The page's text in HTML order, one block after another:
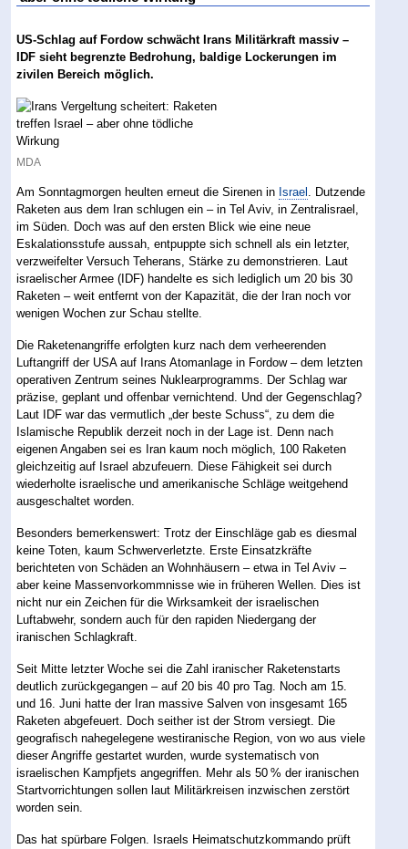
US-Schlag auf Fordow schwächt Irans Militärkraft massiv –
IDF sieht begrenzte Bedrohung, baldige Lockerungen im
zivilen Bereich möglich.
MDA
Am Sonntagmorgen heulten erneut die Sirenen in Israel . Dutzende
Raketen aus dem Iran schlugen ein – in Tel Aviv, in Zentralisrael,
im Süden. Doch was auf den ersten Blick wie eine neue
Eskalationsstufe aussah, entpuppte sich schnell als ein letzter,
verzweifelter Versuch Teherans, Stärke zu demonstrieren. Laut
israelischer Armee (IDF) handelte es sich lediglich um 20 bis 30
Raketen – weit entfernt von der Kapazität, die der Iran noch vor
wenigen Wochen zur Schau stellte.
Die Raketenangriffe erfolgten kurz nach dem verheerenden
Luftangriff der USA auf Irans Atomanlage in Fordow – dem letzten
operativen Zentrum seines Nuklearprogramms. Der Schlag war
präzise, geplant und offenbar vernichtend. Und der Gegenschlag?
Laut IDF war das vermutlich „der beste Schuss“, zu dem die
Islamische Republik derzeit noch in der Lage ist. Denn nach
eigenen Angaben sei es Iran kaum noch möglich, 100 Raketen
gleichzeitig auf Israel abzufeuern. Diese Fähigkeit sei durch
wiederholte israelische und amerikanische Schläge weitgehend
ausgeschaltet worden.
Besonders bemerkenswert: Trotz der Einschläge gab es diesmal
keine Toten, kaum Schwerverletzte. Erste Einsatzkräfte
berichteten von Schäden an Wohnhäusern – etwa in Tel Aviv –
aber keine Massenvorkommnisse wie in früheren Wellen. Dies ist
nicht nur ein Zeichen für die Wirksamkeit der israelischen
Luftabwehr, sondern auch für den rapiden Niedergang der
iranischen Schlagkraft.
Seit Mitte letzter Woche sei die Zahl iranischer Raketenstarts
deutlich zurückgegangen – auf 20 bis 40 pro Tag. Noch am 15.
und 16. Juni hatte der Iran massive Salven von insgesamt 165
Raketen abgefeuert. Doch seither ist der Strom versiegt. Die
geografisch nahegelegene westiranische Region, von wo aus viele
dieser Angriffe gestartet wurden, wurde systematisch von
israelischen Kampfjets angegriffen. Mehr als 50 % der iranischen
Startvorrichtungen sollen laut Militärkreisen inzwischen zerstört
worden sein.
Das hat spürbare Folgen. Israels Heimatschutzkommando prüft